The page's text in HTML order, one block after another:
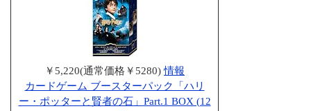
￥5,220(通常価格￥5280)情報
カードゲーム ブースターパック「ハリ
ー・ポッターと賢者の石」Part.1 BOX (12